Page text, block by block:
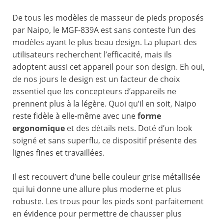
De tous les modèles de masseur de pieds proposés
par Naipo, le MGF-839A est sans conteste l’un des
modèles ayant le plus beau design. La plupart des
utilisateurs recherchent l’efficacité, mais ils
adoptent aussi cet appareil pour son design. Eh oui,
de nos jours le design est un facteur de choix
essentiel que les concepteurs d’appareils ne
prennent plus à la légère. Quoi qu’il en soit, Naipo
reste fidèle à elle-même avec uneforme
ergonomique et des détails nets. Doté d’un look
soigné et sans superflu, ce dispositif présente des
lignes fines et travaillées.
Il est recouvert d’une belle couleur grise métallisée
qui lui donne une allure plus moderne et plus
robuste. Les trous pour les pieds sont parfaitement
en évidence pour permettre de chausser plus